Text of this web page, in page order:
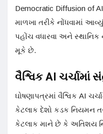
Democratic Diffusion of
માળખા તરીકે નોંધવામાં
પહોંચ વધારવા અને સ્થાનિક
મૂકે છે.
વૈશ્વિક AI
ઘોષણાપત્રમાં વૈશ્વિક AI
કેટલાક દેશો કડક નિયમન
કેટલાક માને છે કે અતિશય